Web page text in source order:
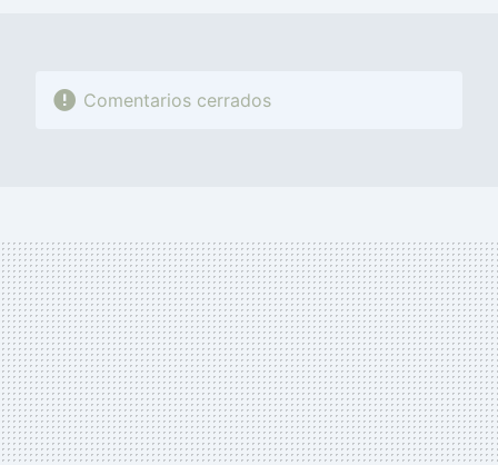
Comentarios cerrados